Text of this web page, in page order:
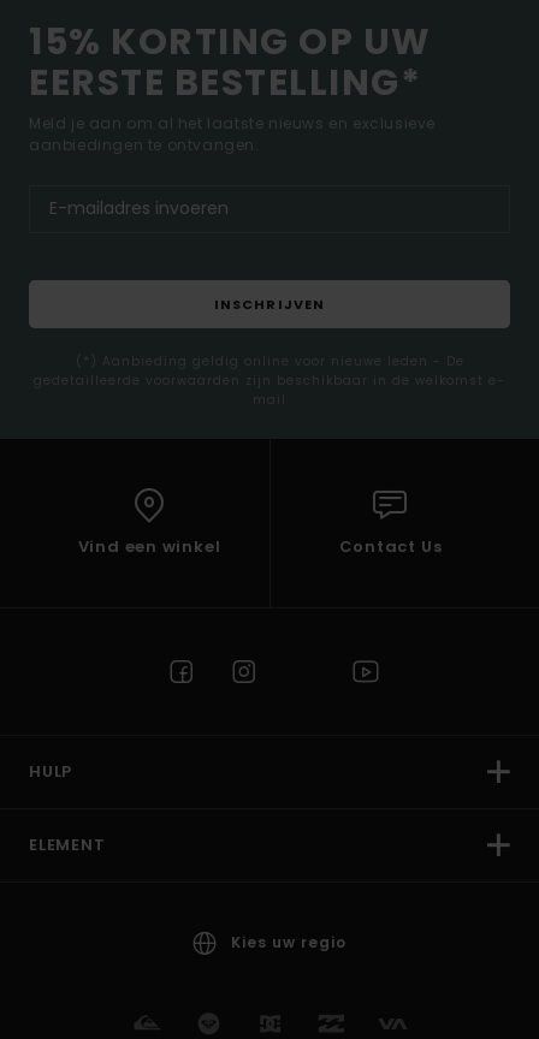
15% KORTING OP UW
EERSTE BESTELLING*
Meld je aan om al het laatste nieuws en exclusieve
aanbiedingen te ontvangen.
INSCHRIJVEN
(*) Aanbieding geldig online voor nieuwe leden - De
gedetailleerde voorwaarden zijn beschikbaar in de welkomst e-
mail
Vind een winkel Contact Us
HULP
ELEMENT
Kies uw regio